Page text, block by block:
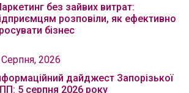
без зайвих витрат:
розповіли, як ефективно
бізнес
2026
дайджест Запорізької
5 серпня 2026 року